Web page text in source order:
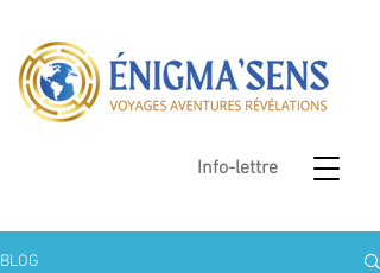
Info-lettre
BLOG